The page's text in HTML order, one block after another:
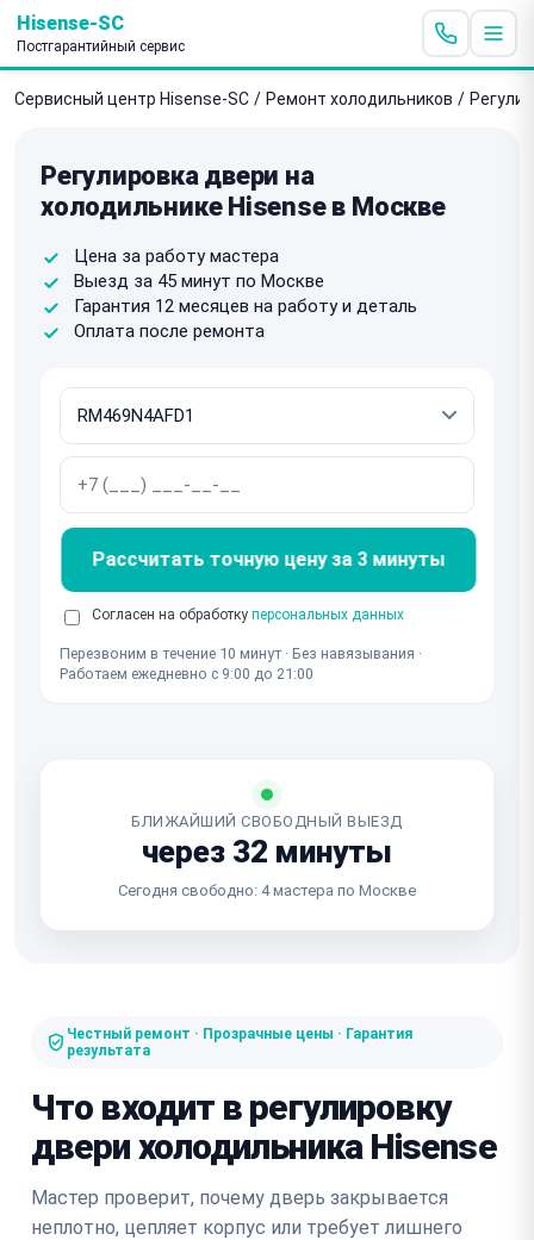
Hisense-SC
Постгарантийный сервис
Сервисный центр Hisense-SC / Ремонт холодильников /
Регулировка двери на
холодильнике Hisense в Москве
Цена за работу мастера
Выезд за 45 минут по Москве
Гарантия 12 месяцев на работу и деталь
Оплата после ремонта
Рассчитать точную цену за 3 минуты
Согласен на обработку персональных данных
Перезвоним в течение 10 минут · Без навязывания ·
Работаем ежедневно с 9:00 до 21:00
БЛИЖАЙШИЙ СВОБОДНЫЙ ВЫЕЗД
через 32 минуты
Сегодня свободно: 4 мастера по Москве
Честный ремонт · Прозрачные цены · Гарантия
результата
Что входит в регулировку
двери холодильника Hisense
Мастер проверит, почему дверь закрывается
неплотно, цепляет корпус или требует лишнего